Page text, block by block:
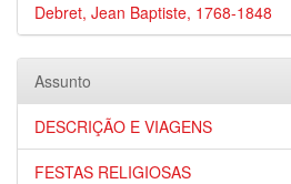
Debret, Jean Baptiste, 1768-1848
Assunto
DESCRIÇÃO E VIAGENS
FESTAS RELIGIOSAS